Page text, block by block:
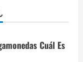
Cuál Es